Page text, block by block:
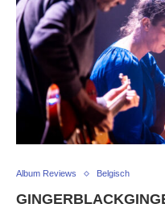
Album Reviews Belgisch